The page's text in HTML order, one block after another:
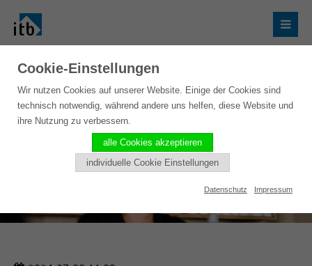
Cookie-Einstellungen
Wir nutzen Cookies auf unserer Website. Einige der Cookies sind
technisch notwendig, während andere uns helfen, diese Website und
ihre Nutzung zu verbessern.
alle Cookies akzeptieren
individuelle Cookie Einstellungen
Datenschutz Impressum